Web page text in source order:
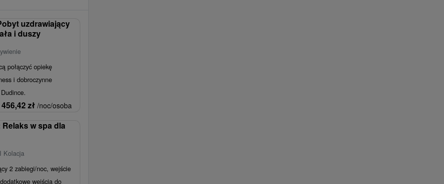
uzdrawiający
i duszy
połączyć opiekę
i dobroczynne
456,42zł /noc/osoba
w spa dla
Kolacja
2 zabiegi/noc, wejście
wejścia do